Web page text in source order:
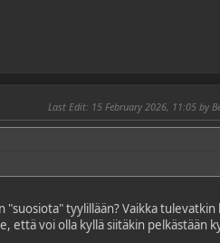
Last Edit: 15 February 2026, 11:05 by
tyylillään? Vaikka tulevatkin
että voi olla kyllä siitäkin pelkästään